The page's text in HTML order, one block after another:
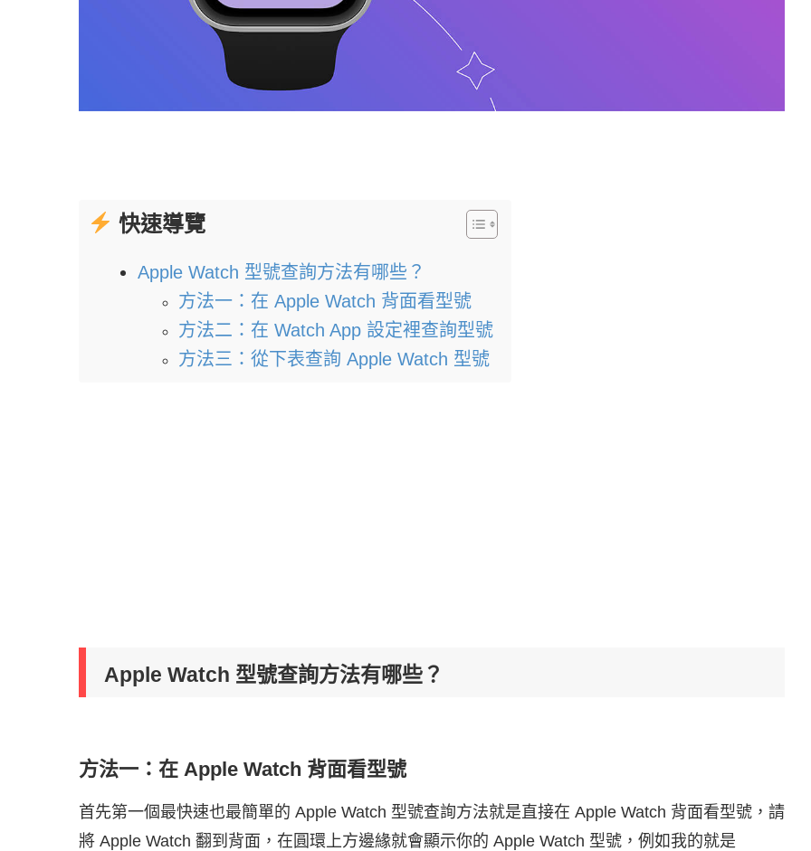
快速導覽
Apple Watch 型號查詢方法有哪些？
方法一：在 Apple Watch 背面看型號
方法二：在 Watch App 設定裡查詢型號
方法三：從下表查詢 Apple Watch 型號
Apple Watch 型號查詢方法有哪些？
方法一：在 Apple Watch 背面看型號
首先第一個最快速也最簡單的 Apple Watch 型號查詢方法就是直接在 Apple Watch 背面看型號，請
將 Apple Watch 翻到背面，在圓環上方邊緣就會顯示你的 Apple Watch 型號，例如我的就是